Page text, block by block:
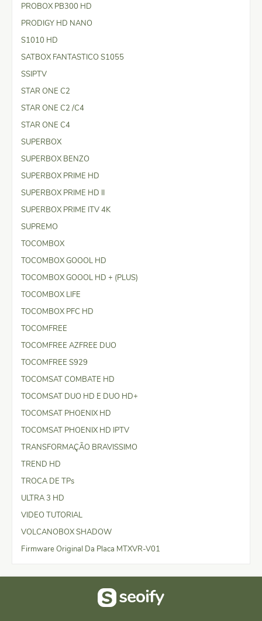
PROBOX PB300 HD
PRODIGY HD NANO
S1010 HD
SATBOX FANTASTICO S1055
SSIPTV
STAR ONE C2
STAR ONE C2 /C4
STAR ONE C4
SUPERBOX
SUPERBOX BENZO
SUPERBOX PRIME HD
SUPERBOX PRIME HD II
SUPERBOX PRIME ITV 4K
SUPREMO
TOCOMBOX
TOCOMBOX GOOOL HD
TOCOMBOX GOOOL HD + (PLUS)
TOCOMBOX LIFE
TOCOMBOX PFC HD
TOCOMFREE
TOCOMFREE AZFREE DUO
TOCOMFREE S929
TOCOMSAT COMBATE HD
TOCOMSAT DUO HD E DUO HD+
TOCOMSAT PHOENIX HD
TOCOMSAT PHOENIX HD IPTV
TRANSFORMAÇÃO BRAVISSIMO
TREND HD
TROCA DE TPs
ULTRA 3 HD
VIDEO TUTORIAL
VOLCANOBOX SHADOW
Firmware Original Da Placa MTXVR-V01